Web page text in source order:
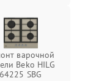
варочной
Beko HILG
64225 SBG